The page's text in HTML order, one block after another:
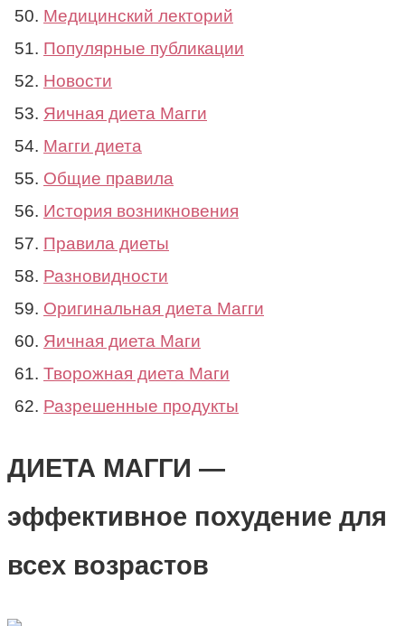
Медицинский лекторий
Популярные публикации
Новости
Яичная диета Магги
Магги диета
Общие правила
История возникновения
Правила диеты
Разновидности
Оригинальная диета Магги
Яичная диета Маги
Творожная диета Маги
Разрешенные продукты
ДИЕТА МАГГИ —
эффективное похудение для
всех возрастов